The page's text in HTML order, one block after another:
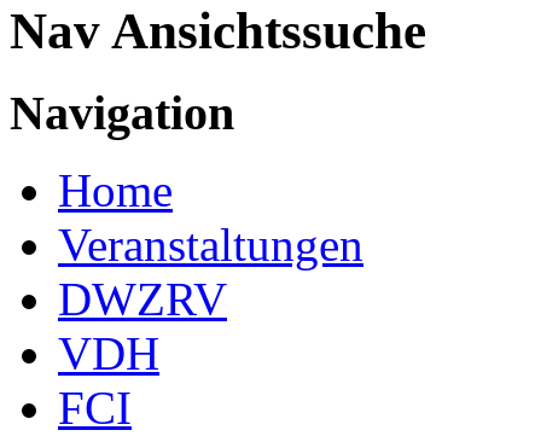
Nav Ansichtssuche
Navigation
Home
Veranstaltungen
DWZRV
VDH
FCI